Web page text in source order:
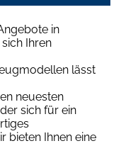
in
Ihren
lässt
neuesten
sich für ein
bieten Ihnen eine